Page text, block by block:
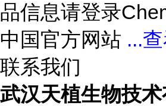
品信息请登录
中国官方网站 ...
联系我们
武汉天植生物技术